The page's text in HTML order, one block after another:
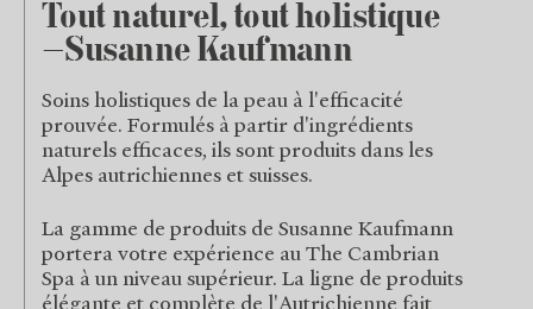
Tout naturel, tout holistique
—Susanne Kaufmann
Soins holistiques de la peau à l'efficacité
prouvée. Formulés à partir d'ingrédients
naturels efficaces, ils sont produits dans les
Alpes autrichiennes et suisses.
La gamme de produits de Susanne Kaufmann
portera votre expérience au The Cambrian
Spa à un niveau supérieur. La ligne de produits
élégante et complète de l'Autrichienne fait